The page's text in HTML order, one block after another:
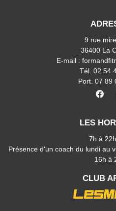
9 rue
36400 La
E-mail :
Tél. 02 54
Port. 07 89
LES
7h à
Présence d'un coach du lundi au
16h à
CLUB